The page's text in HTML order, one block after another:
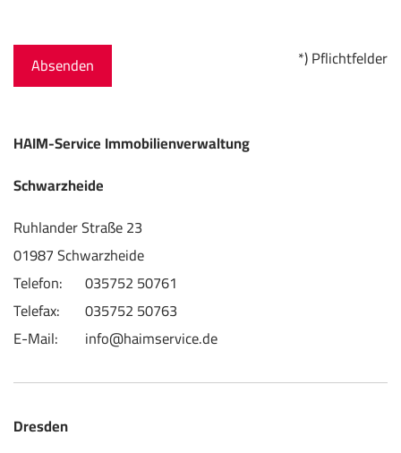
Absenden *) Pflichtfelder
HAIM-Service Immobilienverwaltung
Schwarzheide
Ruhlander Straße 23
01987 Schwarzheide
Telefon:
035752 50761
Telefax:
035752 50763
E-Mail:
info@haimservice.de
Dresden